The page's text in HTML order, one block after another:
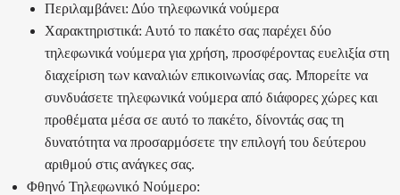
Περιλαμβάνει: Δύο τηλεφωνικά νούμερα
Χαρακτηριστικά: Αυτό το πακέτο σας παρέχει δύο
τηλεφωνικά νούμερα για χρήση, προσφέροντας ευελιξία στη
διαχείριση των καναλιών επικοινωνίας σας. Μπορείτε να
συνδυάσετε τηλεφωνικά νούμερα από διάφορες χώρες και
προθέματα μέσα σε αυτό το πακέτο, δίνοντάς σας τη
δυνατότητα να προσαρμόσετε την επιλογή του δεύτερου
αριθμού στις ανάγκες σας.
Φθηνό Τηλεφωνικό Νούμερο: